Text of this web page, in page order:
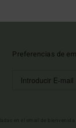
Preferencias de